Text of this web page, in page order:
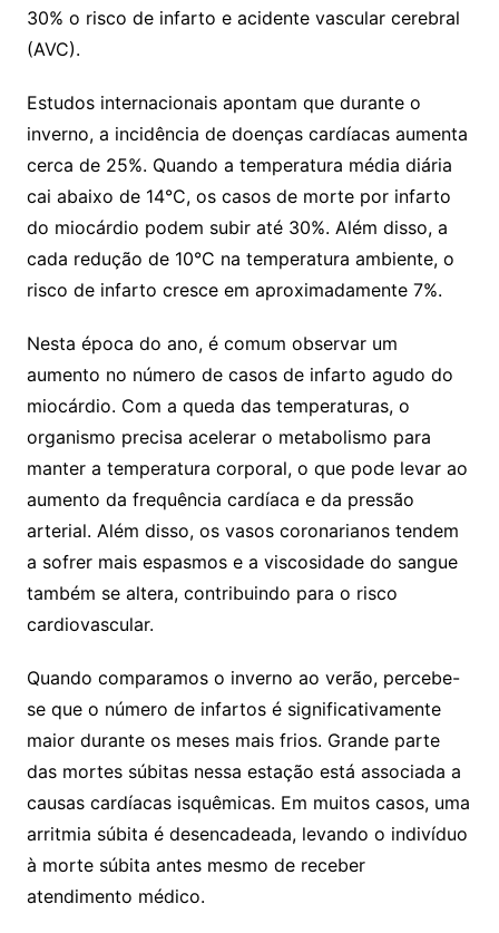
30% o risco de infarto e acidente vascular cerebral
(AVC).
Estudos internacionais apontam que durante o
inverno, a incidência de doenças cardíacas aumenta
cerca de 25%. Quando a temperatura média diária
cai abaixo de 14°C, os casos de morte por infarto
do miocárdio podem subir até 30%. Além disso, a
cada redução de 10°C na temperatura ambiente, o
risco de infarto cresce em aproximadamente 7%.
Nesta época do ano, é comum observar um
aumento no número de casos de infarto agudo do
miocárdio. Com a queda das temperaturas, o
organismo precisa acelerar o metabolismo para
manter a temperatura corporal, o que pode levar ao
aumento da frequência cardíaca e da pressão
arterial. Além disso, os vasos coronarianos tendem
a sofrer mais espasmos e a viscosidade do sangue
também se altera, contribuindo para o risco
cardiovascular.
Quando comparamos o inverno ao verão, percebe-
se que o número de infartos é significativamente
maior durante os meses mais frios. Grande parte
das mortes súbitas nessa estação está associada a
causas cardíacas isquêmicas. Em muitos casos, uma
arritmia súbita é desencadeada, levando o indivíduo
à morte súbita antes mesmo de receber
atendimento médico.